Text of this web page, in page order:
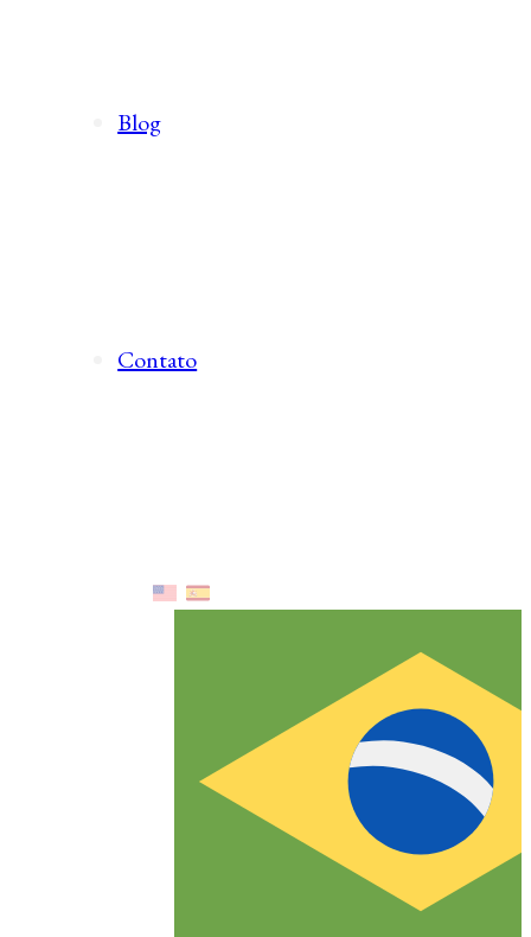
Blog
Contato